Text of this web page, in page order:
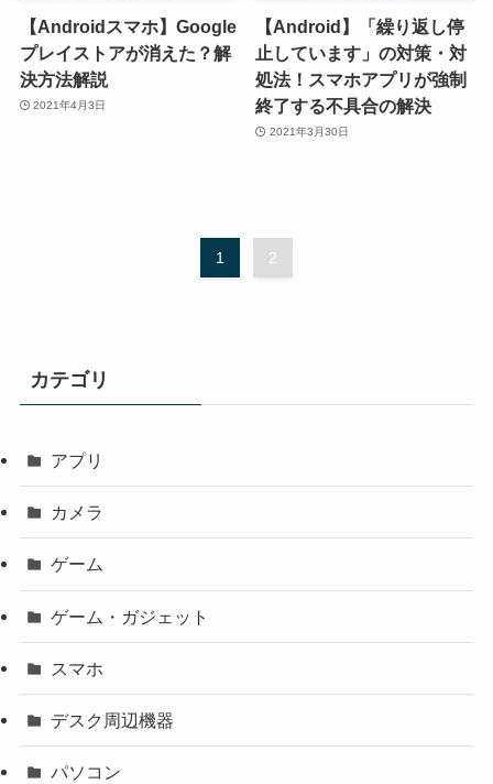
【Androidスマホ】Google
プレイストアが消えた？解
決方法解説
2021年4月3日
【Android】「繰り返し停
止しています」の対策・対
処法！スマホアプリが強制
終了する不具合の解決
2021年3月30日
1 2
カテゴリ
アプリ
カメラ
ゲーム
ゲーム・ガジェット
スマホ
デスク周辺機器
パソコン